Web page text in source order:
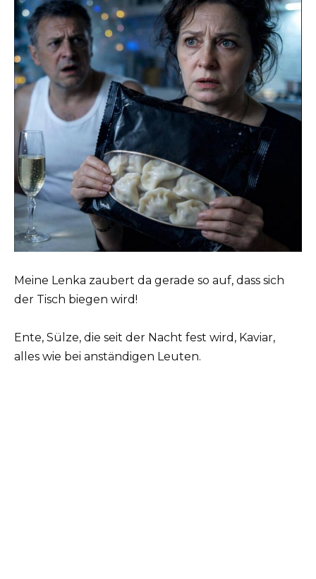
Meine Lenka zaubert da gerade so auf, dass sich
der Tisch biegen wird!
Ente, Sülze, die seit der Nacht fest wird, Kaviar,
alles wie bei anständigen Leuten.